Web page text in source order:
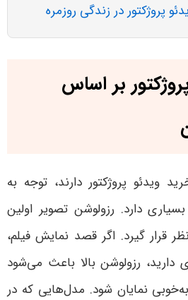
پروژکتور در زندگی روزمره
بر اساس
ویدئو پروژکتور دارند، توجه به
دارد. رزولوشن تصویر اولین
قرار گیرد. اگر قصد نمایش فیلم،
دارید، رزولوشن بالا باعث می‌شود
نمایان شود. مدل‌هایی که در